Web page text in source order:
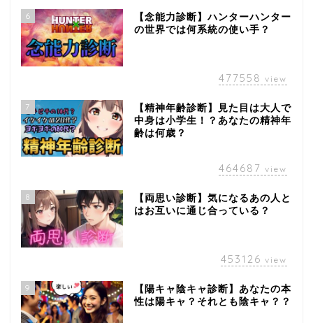
6
【念能力診断】ハンターハンター
の世界では何系統の使い手？
477558 view
7
【精神年齢診断】見た目は大人で
中身は小学生！？あなたの精神年
齢は何歳？
464687 view
8
【両思い診断】気になるあの人と
はお互いに通じ合っている？
453126 view
9
【陽キャ陰キャ診断】あなたの本
性は陽キャ？それとも陰キャ？？